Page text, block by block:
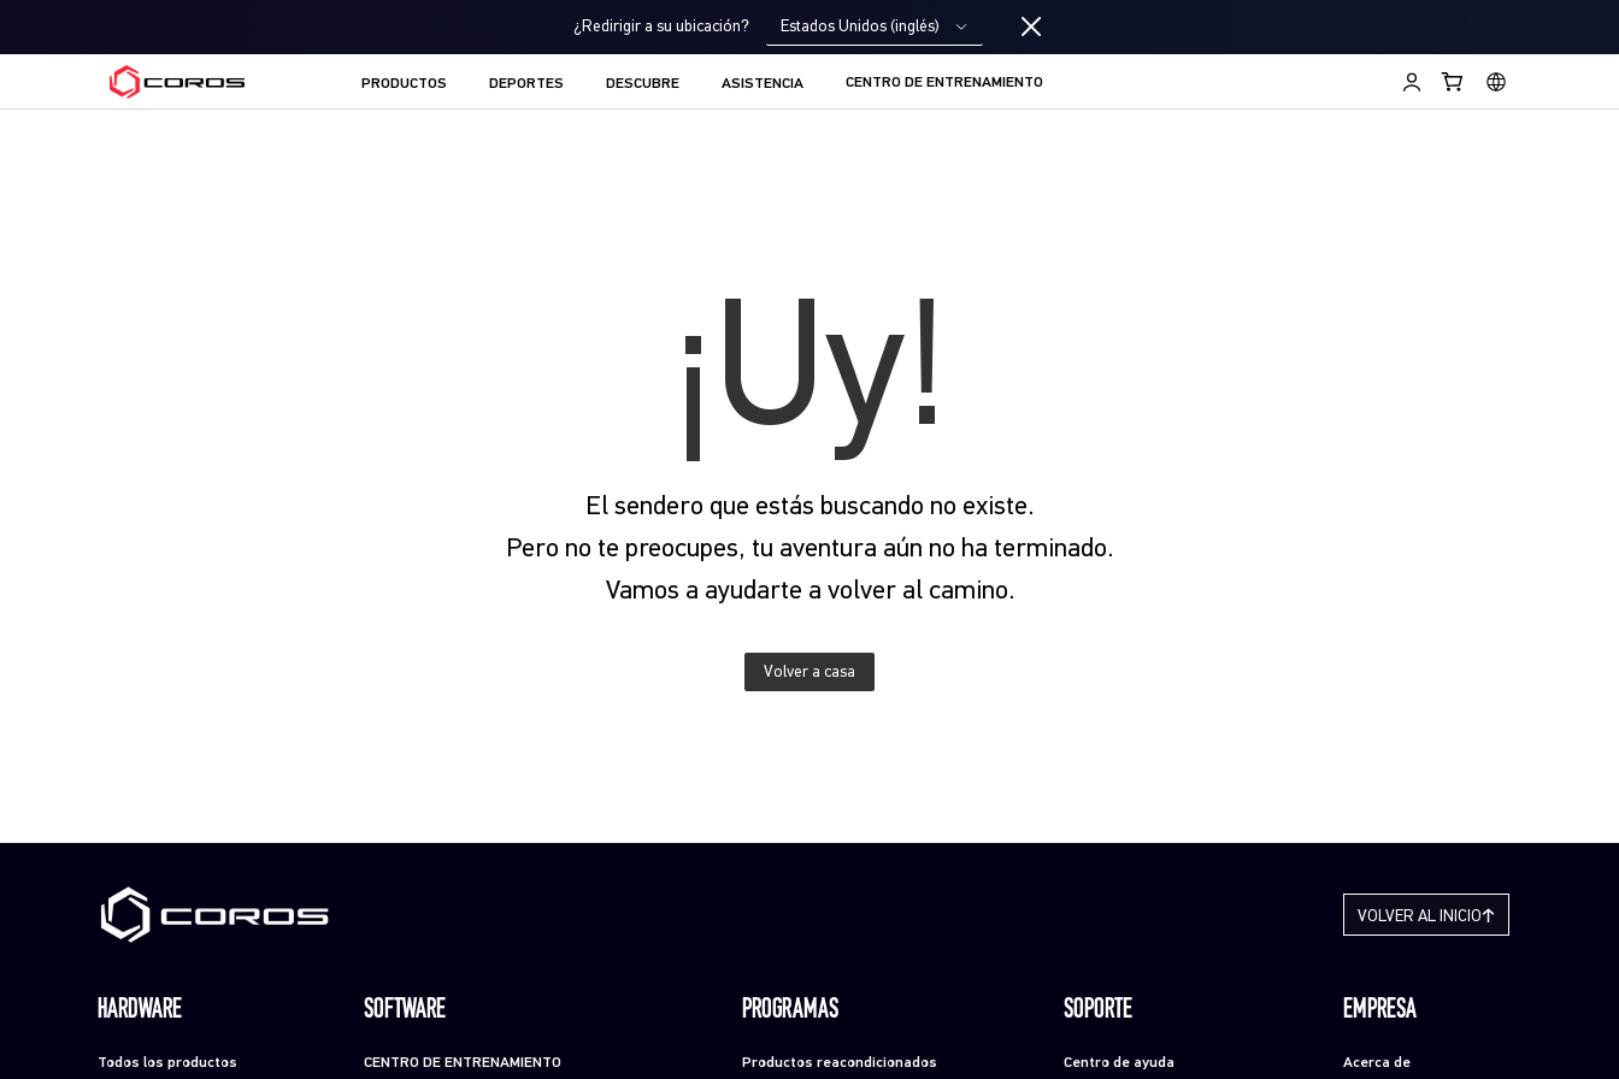
¿Redirigir a su ubicación? Estados Unidos (inglés)
COROS ES
PRODUCTOS DEPORTES DESCUBRE ASISTENCIA CENTRO DE ENTRENAMIENTO
¡Uy!
El sendero que estás buscando no existe.
Pero no te preocupes, tu aventura aún no ha terminado.
Vamos a ayudarte a volver al camino.
Volver a casa
HARDWARE
Todos los productos
SOFTWARE
CENTRO DE ENTRENAMIENTO
PROGRAMAS
Productos reacondicionados
SOPORTE
Centro de ayuda
EMPRESA
Acerca de
VOLVER AL INICIO